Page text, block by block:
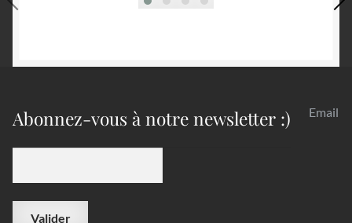
Abonnez-vous à notre newsletter :) Email